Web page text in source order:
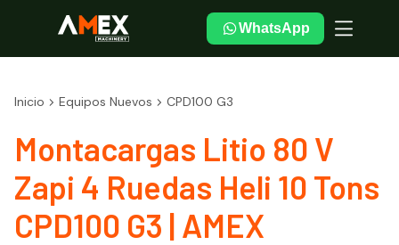
WhatsApp
Inicio Equipos Nuevos CPD100 G3
Montacargas Litio 80 V
Zapi 4 Ruedas Heli 10 Tons
CPD100 G3 | AMEX